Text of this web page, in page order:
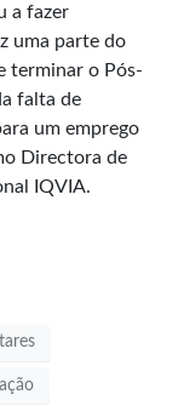
a fazer
uma parte do
terminar o Pós-
falta de
um emprego
Directora de
IQVIA.